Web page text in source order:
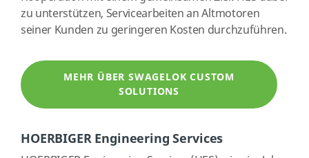
zu unterstützen, Servicearbeiten an Altmotoren
seiner Kunden zu geringeren Kosten durchzuführen.
MEHR ÜBER SWAGELOK CUSTOM
SOLUTIONS
HOERBIGER Engineering Services